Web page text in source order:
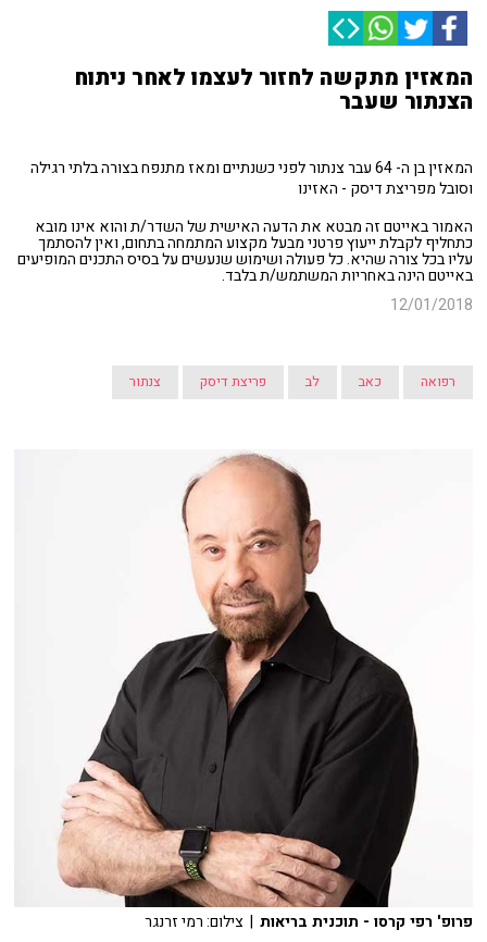
המאזין מתקשה לחזור לעצמו לאחר ניתוח
הצנתור שעבר
המאזין בן ה- 64 עבר צנתור לפני כשנתיים ומאז מתנפח בצורה בלתי רגילה
וסובל מפריצת דיסק - האזינו
האמור באייטם זה מבטא את הדעה האישית של השדר/ת והוא אינו מובא
כתחליף לקבלת ייעוץ פרטני מבעל מקצוע המתמחה בתחום, ואין להסתמך
עליו בכל צורה שהיא. כל פעולה ושימוש שנעשים על בסיס התכנים המופיעים
באייטם הינה באחריות המשתמש/ת בלבד.
12/01/2018
רפואה כאב לב פריצת דיסק צנתור
פרופ' רפי קרסו - תוכנית בריאות | צילום: רמי זרנגר